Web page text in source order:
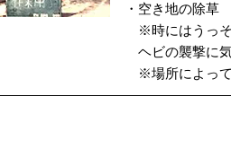
・空き地の除草
※時にはうっそ
ヘビの襲撃に
※場所によって